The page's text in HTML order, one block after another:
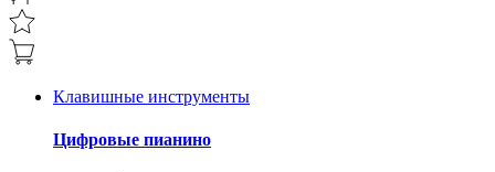
Клавишные инструменты
Цифровые пианино